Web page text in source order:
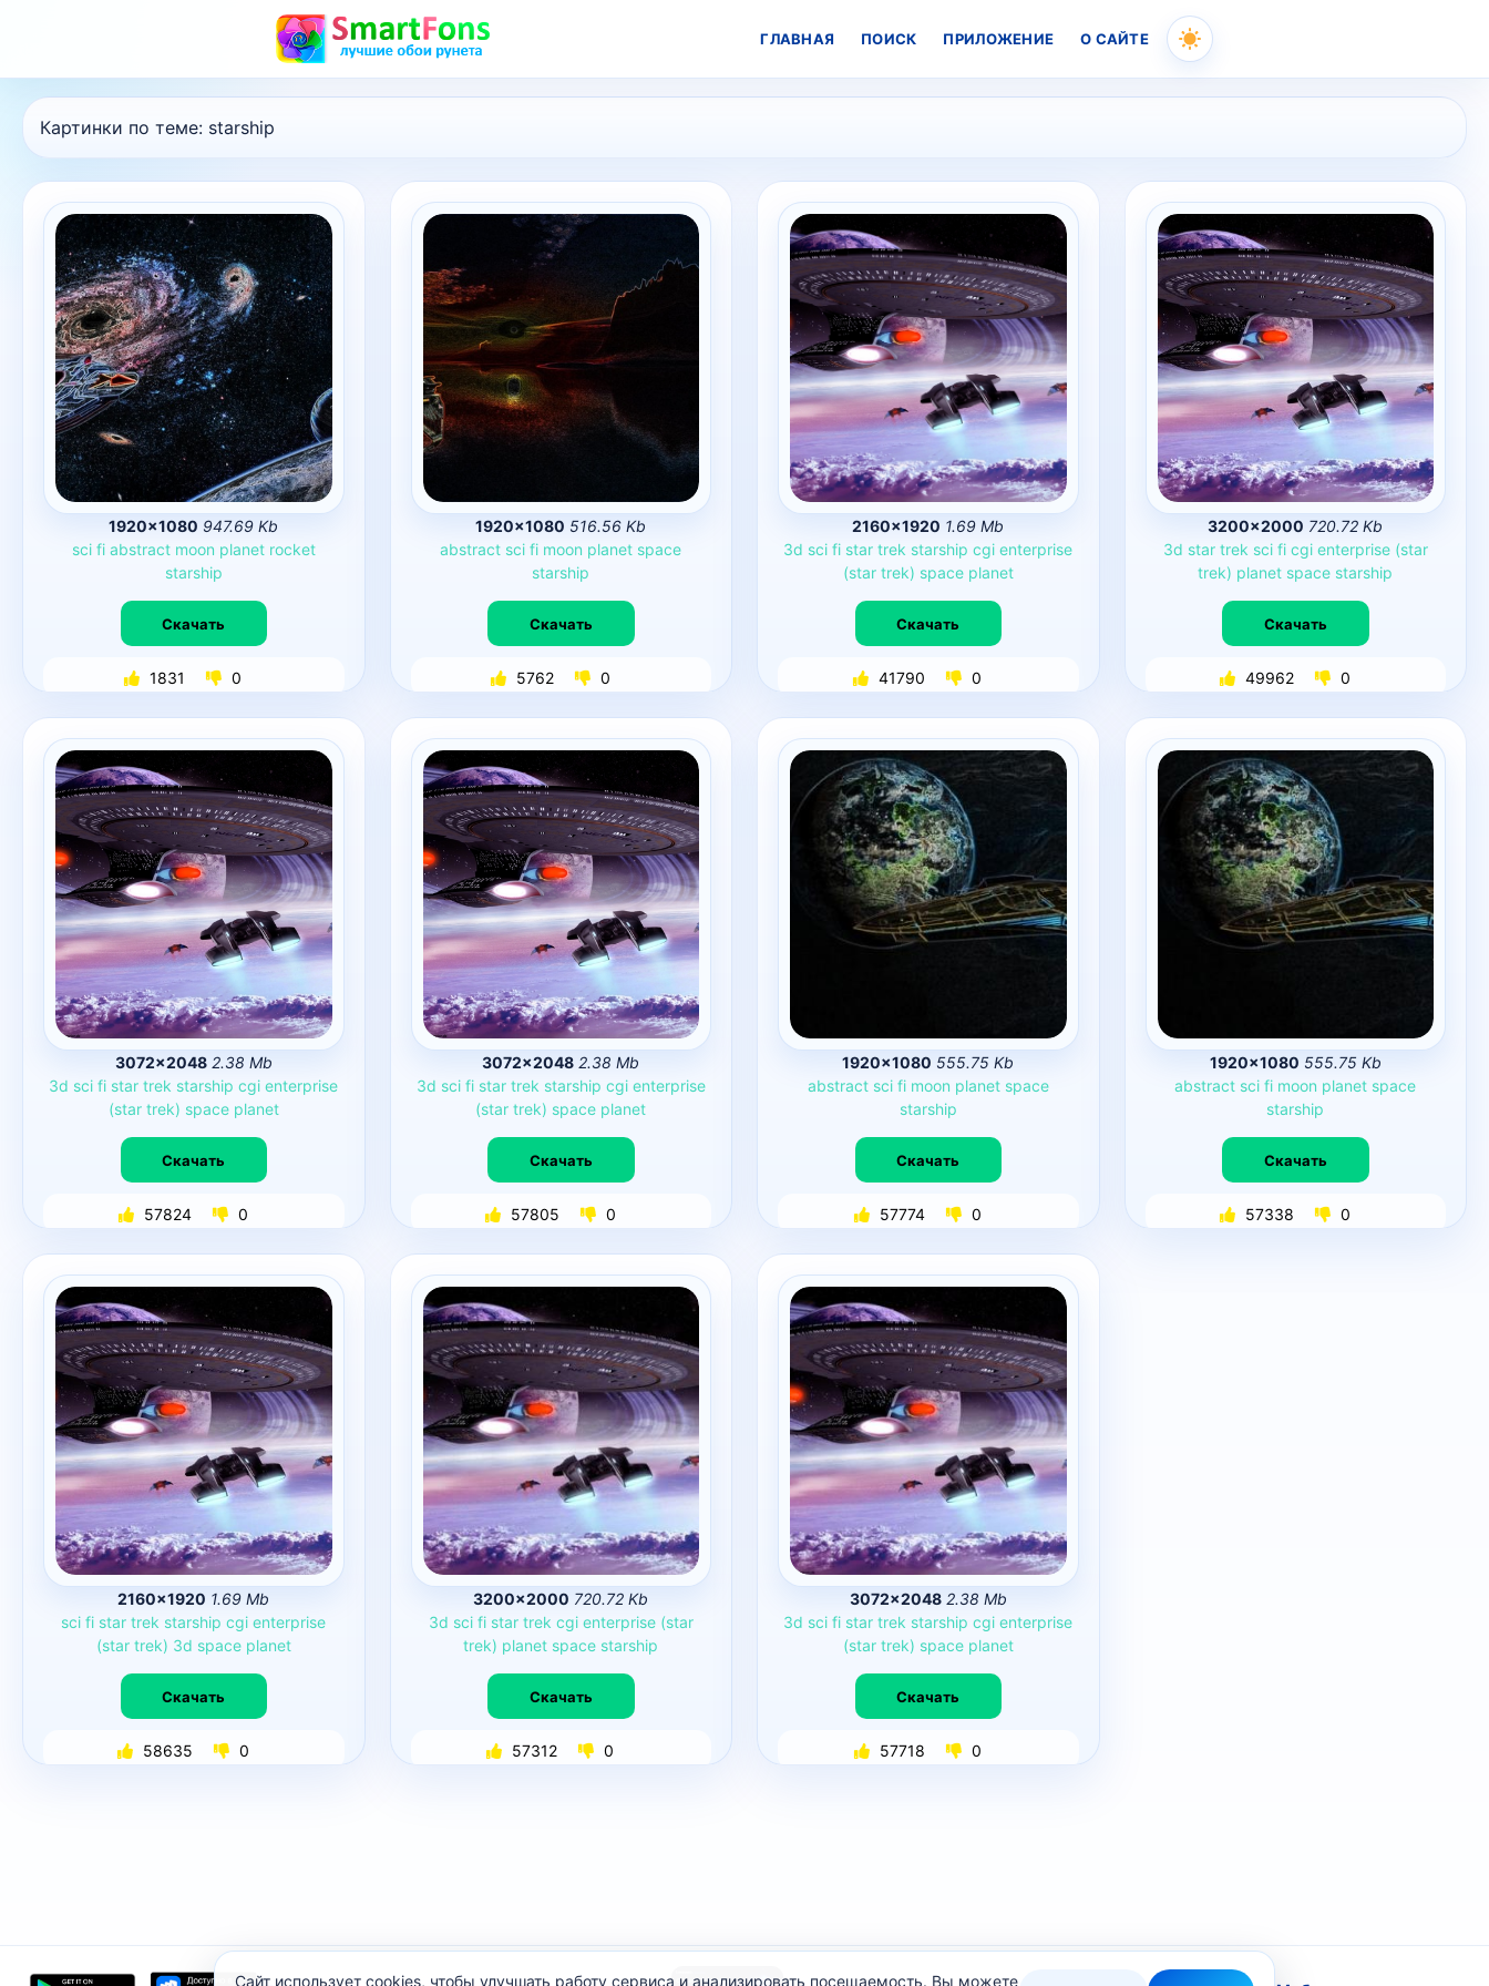
to
ГЛАВНАЯ ПОИСК ПРИЛОЖЕНИЕ О САЙТЕ
Картинки по теме: starship
1920×1080 947.69 Kb
sci fi abstract moon planet rocket
starship
Скачать
1831 0
1920×1080 516.56 Kb
abstract sci fi moon planet space
starship
Скачать
5762 0
2160×1920 1.69 Mb
3d sci fi star trek starship cgi enterprise
(star trek) space planet
Скачать
41790 0
3200×2000 720.72 Kb
3d star trek sci fi cgi enterprise (star
trek) planet space starship
Скачать
49962 0
3072×2048 2.38 Mb
3d sci fi star trek starship cgi enterprise
(star trek) space planet
Скачать
57824 0
3072×2048 2.38 Mb
3d sci fi star trek starship cgi enterprise
(star trek) space planet
Скачать
57805 0
1920×1080 555.75 Kb
abstract sci fi moon planet space
starship
Скачать
57774 0
1920×1080 555.75 Kb
abstract sci fi moon planet space
starship
Скачать
57338 0
2160×1920 1.69 Mb
sci fi star trek starship cgi enterprise
(star trek) 3d space planet
Скачать
58635 0
3200×2000 720.72 Kb
3d sci fi star trek cgi enterprise (star
trek) planet space starship
Скачать
57312 0
3072×2048 2.38 Mb
3d sci fi star trek starship cgi enterprise
(star trek) space planet
Скачать
57718 0
Сайт использует cookies, чтобы улучшать работу сервиса и анализировать посещаемость. Вы можете